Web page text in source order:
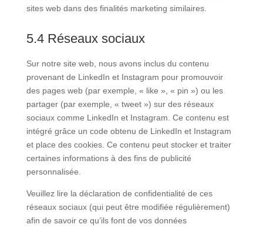
sites web dans des finalités marketing similaires.
5.4 Réseaux sociaux
Sur notre site web, nous avons inclus du contenu
provenant de LinkedIn et Instagram pour promouvoir
des pages web (par exemple, « like », « pin ») ou les
partager (par exemple, « tweet ») sur des réseaux
sociaux comme LinkedIn et Instagram. Ce contenu est
intégré grâce un code obtenu de LinkedIn et Instagram
et place des cookies. Ce contenu peut stocker et traiter
certaines informations à des fins de publicité
personnalisée.
Veuillez lire la déclaration de confidentialité de ces
réseaux sociaux (qui peut être modifiée régulièrement)
afin de savoir ce qu’ils font de vos données